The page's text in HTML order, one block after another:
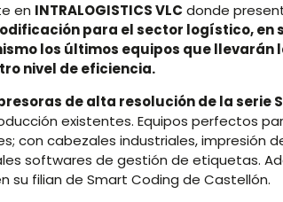
en INTRALOGISTICS VLC donde
para el sector logístico, en
los últimos equipos que llevarán
nivel de eficiencia.
de alta resolución de la serie
existentes. Equipos perfectos
con cabezales industriales, impresión
softwares de gestión de etiquetas.
su filian de Smart Coding de Castellón.